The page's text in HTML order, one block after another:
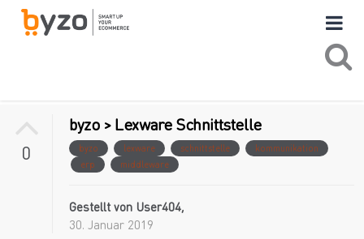
0
byzo > Lexware Schnittstelle
byzo lexware schnittstelle
kommunikation
erp
middleware
Gestellt von User404,
30. Januar 2019